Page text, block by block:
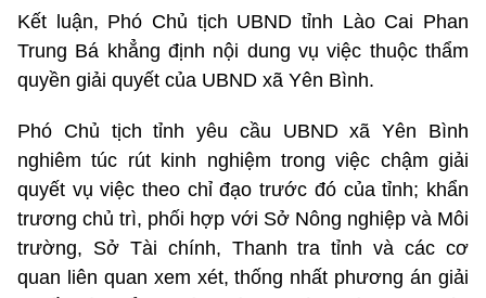
Kết luận, Phó Chủ tịch UBND tỉnh Lào Cai Phan
Trung Bá khẳng định nội dung vụ việc thuộc thẩm
quyền giải quyết của UBND xã Yên Bình.
Phó Chủ tịch tỉnh yêu cầu UBND xã Yên Bình
nghiêm túc rút kinh nghiệm trong việc chậm giải
quyết vụ việc theo chỉ đạo trước đó của tỉnh; khẩn
trương chủ trì, phối hợp với Sở Nông nghiệp và Môi
trường, Sở Tài chính, Thanh tra tỉnh và các cơ
quan liên quan xem xét, thống nhất phương án giải